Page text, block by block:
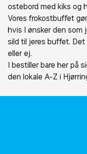
ostebord med kiks og
Vores frokostbuffet
hvis I ønsker den som
sild til jeres buffet.
eller ej.
I bestiller bare her på
den lokale A-Z i